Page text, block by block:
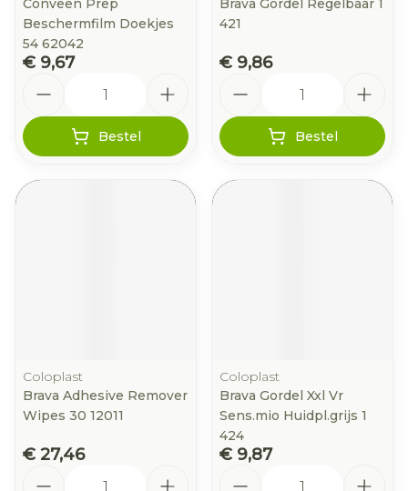
Conveen Prep
Beschermfilm Doekjes
54 62042
€ 9,67
Bestel
Brava Gordel Regelbaar 1
421
€ 9,86
Bestel
Coloplast
Brava Adhesive Remover
Wipes 30 12011
€ 27,46
Coloplast
Brava Gordel Xxl Vr
Sens.mio Huidpl.grijs 1
424
€ 9,87